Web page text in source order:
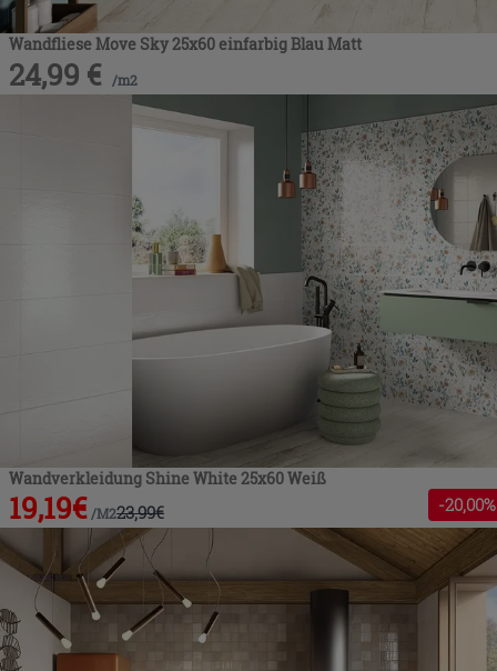
Wandfliese Move Sky 25x60 einfarbig Blau Matt
24,99 € /m2
Wandverkleidung Shine White 25x60 Weiß
19,19€ /M223,99€ -20,00%